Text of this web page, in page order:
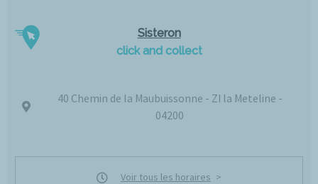
Sisteron
click and collect
40 Chemin de la Maubuissonne - ZI la Meteline -
04200
Voir tous les horaires